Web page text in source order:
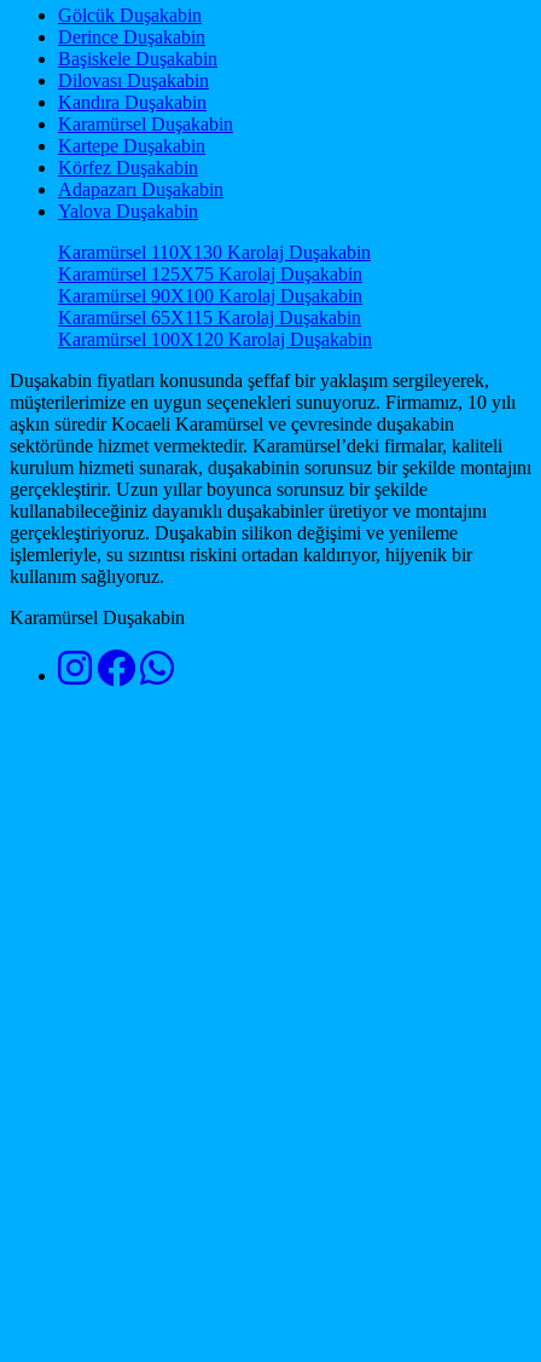
Gölcük Duşakabin
Derince Duşakabin
Başiskele Duşakabin
Dilovası Duşakabin
Kandıra Duşakabin
Karamürsel Duşakabin
Kartepe Duşakabin
Körfez Duşakabin
Adapazarı Duşakabin
Yalova Duşakabin
Karamürsel 110X130 Karolaj Duşakabin
Karamürsel 125X75 Karolaj Duşakabin
Karamürsel 90X100 Karolaj Duşakabin
Karamürsel 65X115 Karolaj Duşakabin
Karamürsel 100X120 Karolaj Duşakabin
Duşakabin fiyatları konusunda şeffaf bir yaklaşım sergileyerek,
müşterilerimize en uygun seçenekleri sunuyoruz. Firmamız, 10 yılı
aşkın süredir Kocaeli Karamürsel ve çevresinde duşakabin
sektöründe hizmet vermektedir. Karamürsel’deki firmalar, kaliteli
kurulum hizmeti sunarak, duşakabinin sorunsuz bir şekilde montajını
gerçekleştirir. Uzun yıllar boyunca sorunsuz bir şekilde
kullanabileceğiniz dayanıklı duşakabinler üretiyor ve montajını
gerçekleştiriyoruz. Duşakabin silikon değişimi ve yenileme
işlemleriyle, su sızıntısı riskini ortadan kaldırıyor, hijyenik bir
kullanım sağlıyoruz.
Karamürsel Duşakabin